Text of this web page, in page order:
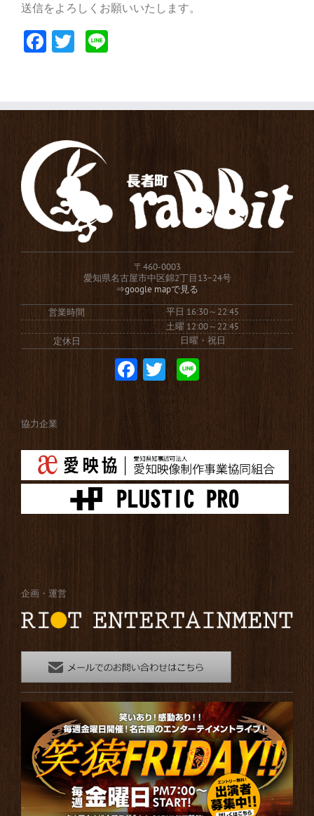
送信をよろしくお願いいたします。
Facebook
Twitter
〒460-0003
愛知県名古屋市中区錦2丁目13−24号
⇒google mapで見る
営業時間
平日 16:30～22:45
土曜 12:00～22:45
定休日 日曜・祝日
Facebook
Twitter
協力企業
企画・運営